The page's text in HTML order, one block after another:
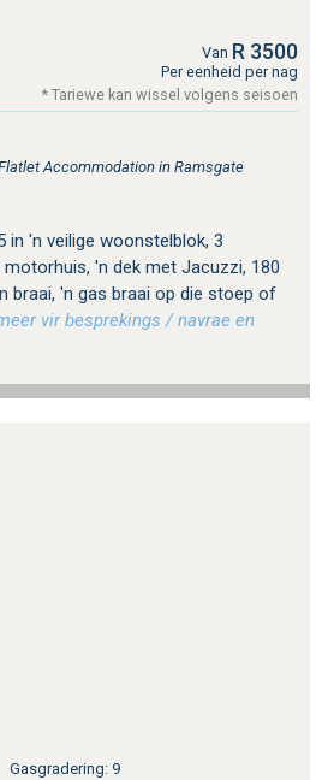
Van R 3500
Per eenheid per nag
* Tariewe kan wissel volgens seisoen
Accommodation in Ramsgate
in 'n veilige woonstelblok, 3
'n dek met Jacuzzi, 180
braai, 'n gas braai op die stoep of
vir besprekings / navrae en
Gasgradering: 9